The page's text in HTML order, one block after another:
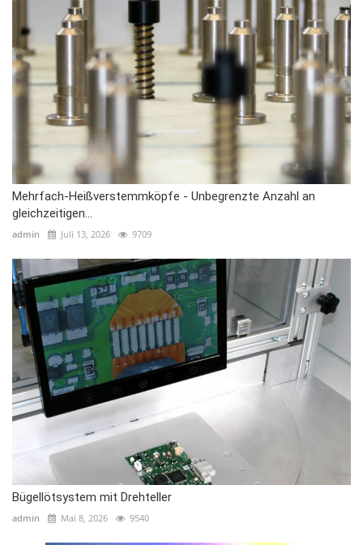
Mehrfach-Heißverstemmköpfe - Unbegrenzte Anzahl an
gleichzeitigen...
admin Juli 13, 2026 9709
Bügellötsystem mit Drehteller
admin Mai 8, 2026 9540